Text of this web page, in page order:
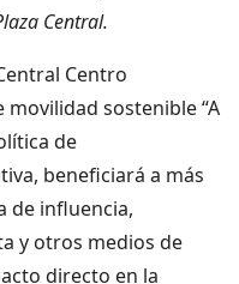
Central.
Centro
sostenible “A
de
beneficiará a más
de influencia,
y otros medios de
directo en la